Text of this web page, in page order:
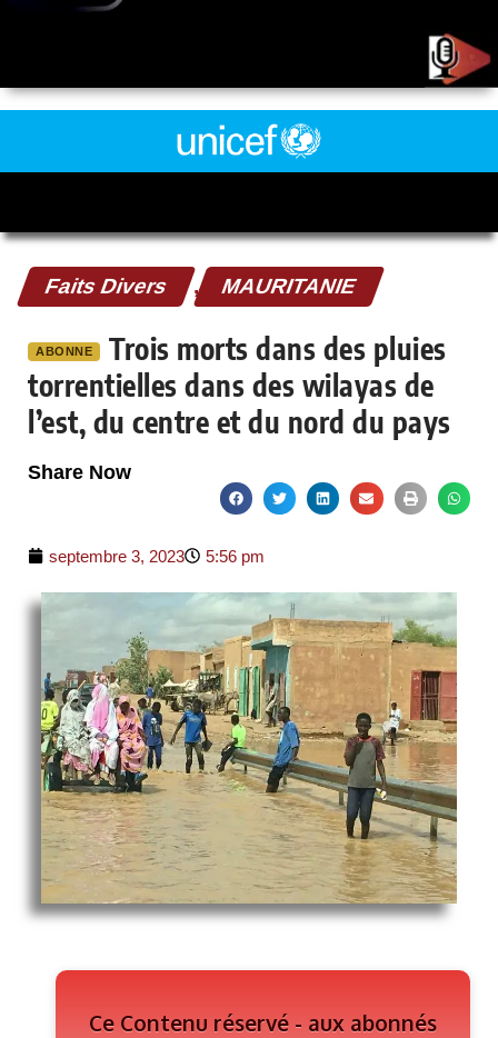
Faits Divers , MAURITANIE
ABONNE
Trois morts dans des pluies
torrentielles dans des wilayas de
l’est, du centre et du nord du pays
Share Now
septembre 3, 2023 5:56 pm
Ce Contenu réservé - aux abonnés